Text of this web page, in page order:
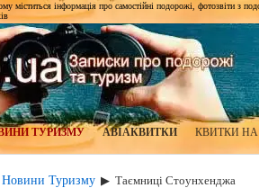
міститься інформація про самостійні подорожі, фотозвіти з
ТУРИЗМУ АВІАКВИТКИ КВИТКИ
Новини Туризму ▶ Таємниці Стоунхенджа